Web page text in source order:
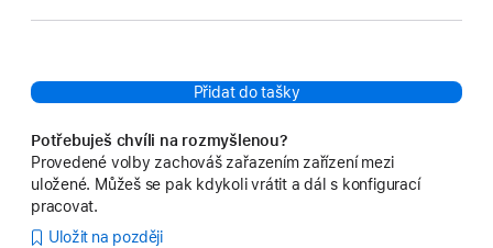
Přidat do tašky
Potřebuješ chvíli na rozmyšlenou?
Provedené volby zachováš zařazením zařízení mezi
uložené. Můžeš se pak kdykoli vrátit a dál s konfigurací
pracovat.
Uložit na později